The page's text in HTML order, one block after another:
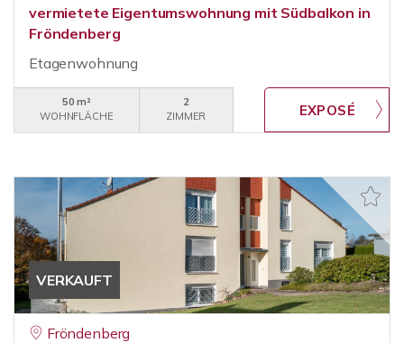
vermietete Eigentumswohnung mit Südbalkon in
Fröndenberg
Etagenwohnung
50 m²
WOHNFLÄCHE
2
ZIMMER
VERKAUFT
Fröndenberg